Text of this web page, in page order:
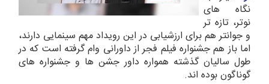
نگاه های
نوتر، تازه تر
و جوانتر هم برای ارزشیابی در این رویداد مهم سینمایی دارند،
اما باز هم جشنواره فیلم فجر از داورانی وام گرفته است که در
طول سالیان گذشته همواره داور جشن ها و جشنواره های
گوناگون بوده اند.